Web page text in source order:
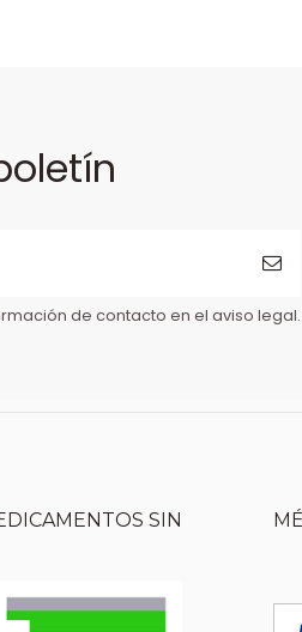
de contacto en el aviso legal.
SIN